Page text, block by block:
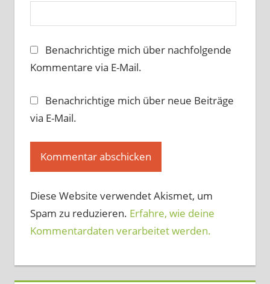
Benachrichtige mich über nachfolgende
Kommentare via E-Mail.
Benachrichtige mich über neue Beiträge
via E-Mail.
Diese Website verwendet Akismet, um
Spam zu reduzieren. Erfahre, wie deine
Kommentardaten verarbeitet werden.